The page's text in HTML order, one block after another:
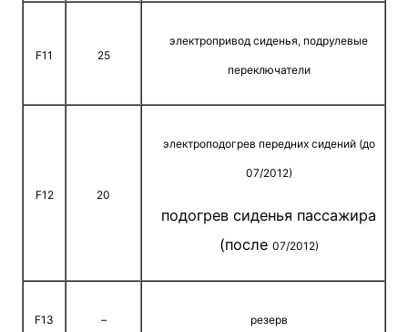
F11 25
электропривод сиденья, подрулевые
переключатели
F12 20
электроподогрев передних сидений (до
07/2012)
подогрев сиденья пассажира
(после 07/2012)
F13 – резерв